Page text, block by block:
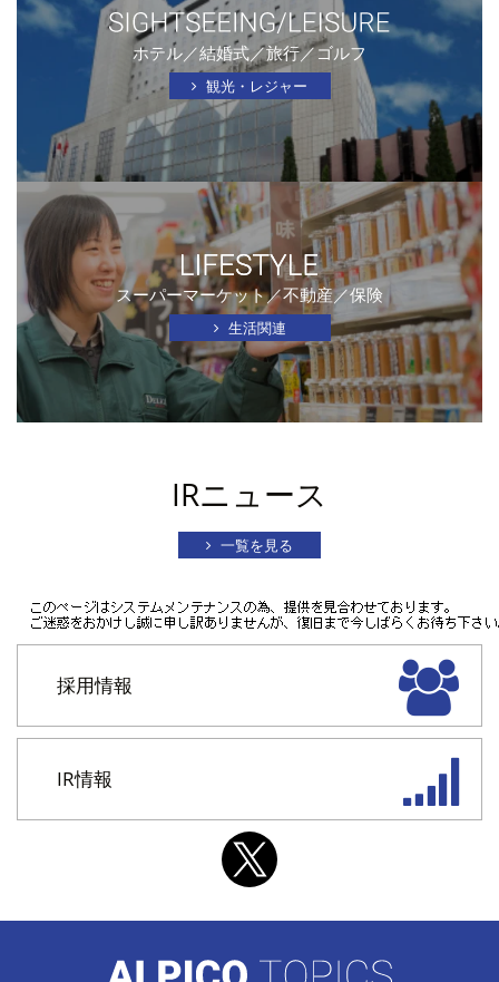
ホテル／結婚式／旅行／ゴルフ
観光・レジャー
スーパーマーケット／不動産／保険
生活関連
IRニュース
一覧を見る
採用情報
IR情報